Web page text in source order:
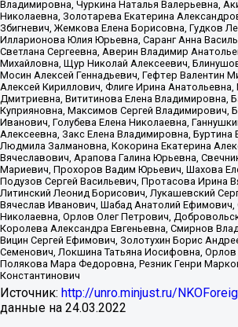
Владимировна, Чуркина Наталья Валерьевна,
Николаевна, Золотарева Екатерина
Збигневич, Жемкова Елена Борисовна, Гудков
Илларионова Юлия Юрьевна, Саранг Анна
Светлана Сергеевна, Аверин Владимир
Михайловна, Щур Николай Алексеевич,
Мосин Алексей Геннадьевич, Гефтер Валентин
Алексей Кириллович, Флиге Ирина
Дмитриевна, Вититинова Елена Владимировна,
Куприяновна, Максимов Сергей Владимирович,
Иванович, Голубева Елена Николаевна,
Алексеевна, Закс Елена Владимировна, Буртина
Людмила Залмановна, Кокорина Екатерина
Вячеславович, Арапова Галина Юрьевна,
Мариевич, Прохоров Вадим Юрьевич, Шахова
Подузов Сергей Васильевич, Протасова Ирина
Литинский Леонид Борисович, Лукашевский
Вячеслав Иванович, Шабад Анатолий Ефимович,
Николаевна, Орлов Олег Петрович,
Королева Александра Евгеньевна, Смирнов
Вицин Сергей Ефимович, Золотухин Борис
Семенович, Локшина Татьяна Иосифовна, Орлов
Полякова Мара Федоровна, Резник Генри
Константинович
Источник: http://unro.minjust.ru/
данные на 24.03.2022